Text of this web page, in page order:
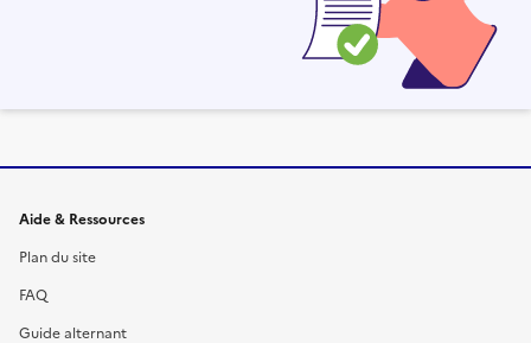
Informations et liens du site
Aide & Ressources
Plan du site
FAQ
Guide alternant